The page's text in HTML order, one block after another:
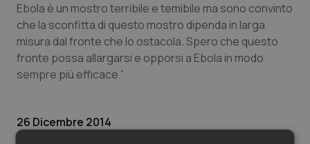
Quotidiano Chirurgia
Quotidiano Oncologia
Rene & patologie urogenitali
Ebola è un mostro terribile e temibile ma sono convinto
che la sconfitta di questo mostro dipenda in larga
misura dal fronte che lo ostacola. Spero che questo
fronte possa allargarsi e opporsi a Ebola in modo
sempre più efficace.”
26 Dicembre 2014
© Riproduzione riservata